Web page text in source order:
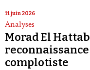
11 juin 2026
Analyses
Morad El
complotiste